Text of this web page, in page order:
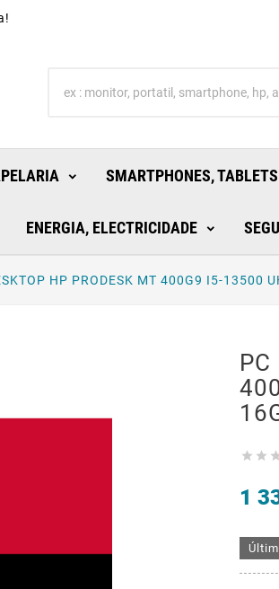
SMARTPHONES, TABLETS
ENERGIA, ELECTRICIDADE
HP PRODESK MT 400G9 I5-13500
PC
 
1